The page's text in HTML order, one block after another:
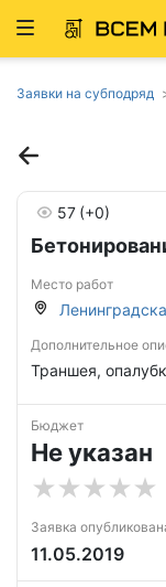
Развернуть
Заявки на субподряд
57 (+0)
Место работ
Дополнительное
Траншея,
Бюджет
Не указан
Заявка
11.05.2019